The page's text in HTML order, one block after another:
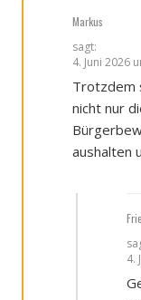
Markus
sagt:
4. Juni 2026
Trotz­dem
nicht nur
aus­hal­ten
4.